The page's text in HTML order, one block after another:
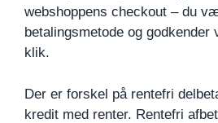
webshoppens checkout – du
betalingsmetode og godkender
klik.
Der er forskel på rentefri
kredit med renter. Rentefri